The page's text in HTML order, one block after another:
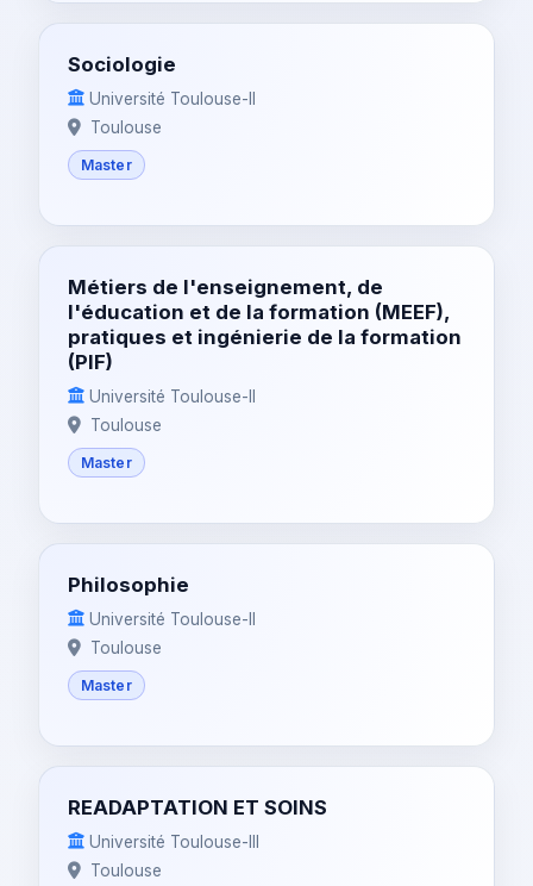
Sociologie
Université Toulouse-II
Toulouse
Master
Métiers de l'enseignement, de
l'éducation et de la formation (MEEF),
pratiques et ingénierie de la formation
(PIF)
Université Toulouse-II
Toulouse
Master
Philosophie
Université Toulouse-II
Toulouse
Master
READAPTATION ET SOINS
Université Toulouse-III
Toulouse